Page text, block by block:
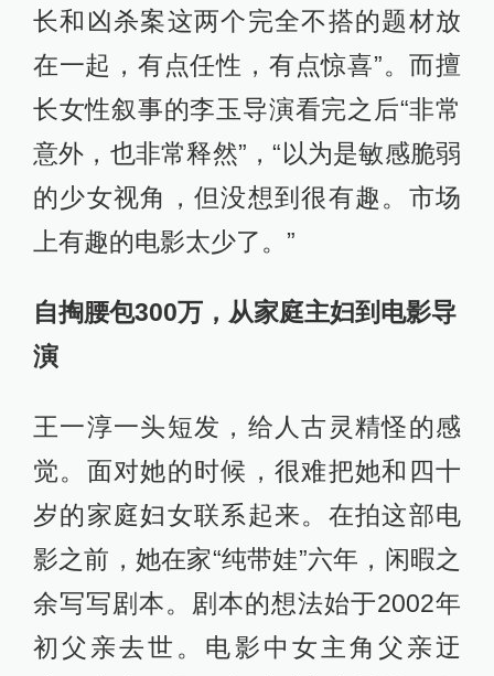
长和凶杀案这两个完全不搭的题材放
在一起，有点任性，有点惊喜”。而擅
长女性叙事的李玉导演看完之后“非常
意外，也非常释然”，“以为是敏感脆弱
的少女视角，但没想到很有趣。市场
上有趣的电影太少了。”
自掏腰包300万，从家庭主妇到电影导
演
王一淳一头短发，给人古灵精怪的感
觉。面对她的时候，很难把她和四十
岁的家庭妇女联系起来。在拍这部电
影之前，她在家“纯带娃”六年，闲暇之
余写写剧本。剧本的想法始于2002年
初父亲去世。电影中女主角父亲迂